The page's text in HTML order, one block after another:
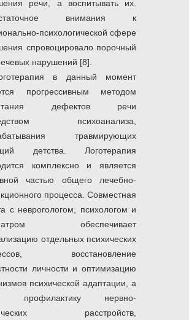
речи, а воспитывать их.
внимания к
психологической сфере
спровоцировало порочный
нарушений [8].
в данный момент
прогрессивным методом
дефектов речи
психоанализа,
травмирующих
детства. Логотерапия
комплексно и является
частью общего лечебно-
процесса. Совместная
с неврогологом, психологом и
обеспечивает
отдельных психических
восстановление
личности и оптимизацию
психической адаптации, а
профилактику нервно-
расстройств,